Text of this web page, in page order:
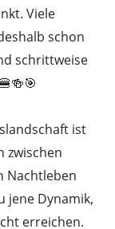
Viele
schon
schrittweise
ist
zwischen
Nachtleben
jene Dynamik,
erreichen.